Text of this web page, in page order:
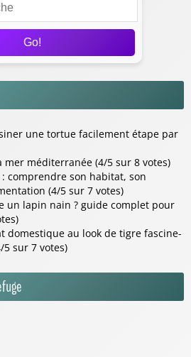
Go!
une tortue facilement étape par
mer méditerranée (4/5 sur 8 votes)
: comprendre son habitat, son
(4/5 sur 7 votes)
un lapin nain ? guide complet pour
domestique au look de tigre fascine-
5 sur 7 votes)